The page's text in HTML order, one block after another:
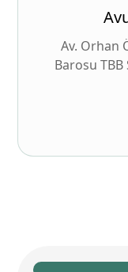
Av. Orhan
Barosu TBB